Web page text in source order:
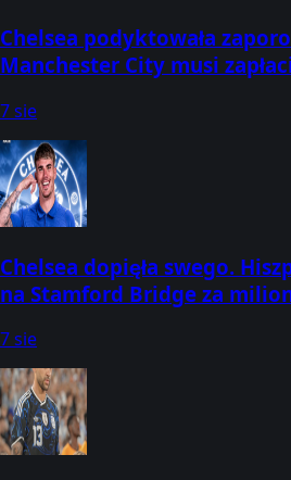
Chelsea podyktowała
Manchester City musi
7 sie
Chelsea dopięła swego.
na Stamford Bridge za
7 sie